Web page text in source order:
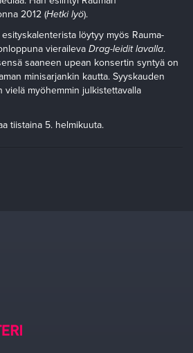
2012 (Hetki lyö).
löytyy myös Rauma-
vieraileva Drag-leidit lavalla.
saaneen upean konsertin syntyä on
minisarjankin kautta. Syyskauden
vielä myöhemmin julkistettavalla
tiistaina 5. helmikuuta.